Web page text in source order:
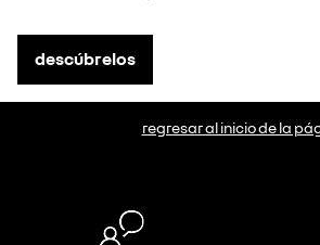
descúbrelos
regresar al inicio de la